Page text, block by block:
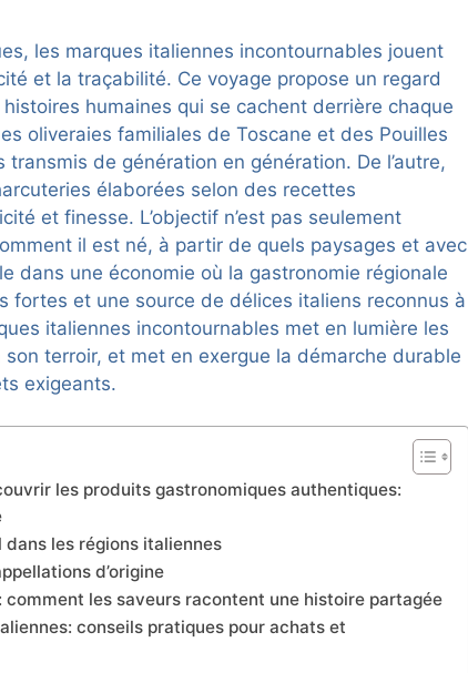
les marques italiennes incontournables jouent
et la traçabilité. Ce voyage propose un regard
humaines qui se cachent derrière chaque
oliveraies familiales de Toscane et des Pouilles
de génération en génération. De l’autre,
élaborées selon des recettes
et finesse. L’objectif n’est pas seulement
il est né, à partir de quels paysages et avec
dans une économie où la gastronomie régionale
fortes et une source de délices italiens reconnus à
italiennes incontournables met en lumière les
terroir, et met en exergue la démarche durable
exigeants.
les produits gastronomiques authentiques:
dans les régions italiennes
d’origine
les saveurs racontent une histoire partagée
conseils pratiques pour achats et